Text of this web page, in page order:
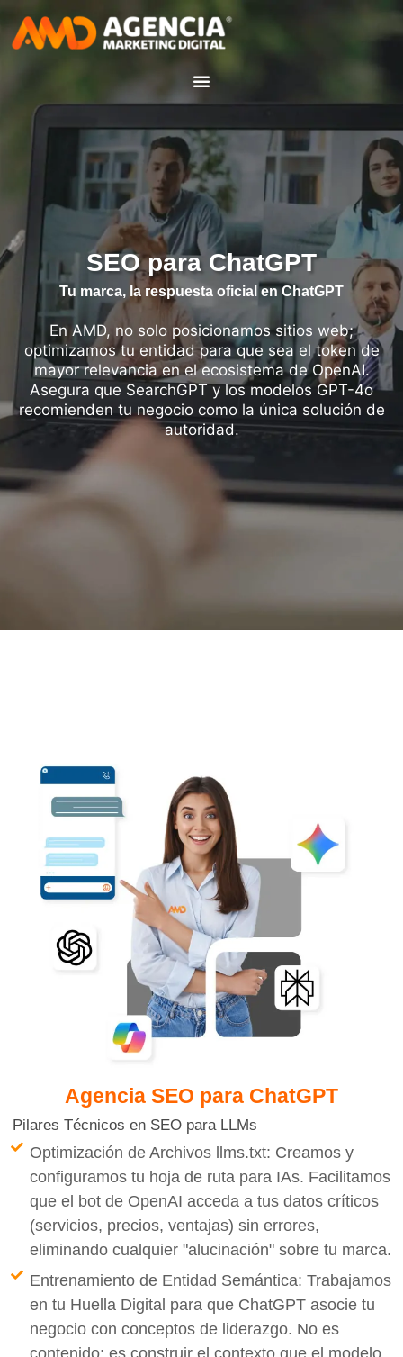
SEO para ChatGPT
Tu marca, la respuesta oficial en ChatGPT
En AMD, no solo posicionamos sitios web;
optimizamos tu entidad para que sea el token de
mayor relevancia en el ecosistema de OpenAI.
Asegura que SearchGPT y los modelos GPT-4o
recomienden tu negocio como la única solución de
autoridad.
Agencia SEO ⁣para ChatGPT
Pilares Técnicos en SEO para LLMs
Optimización de Archivos llms.txt: Creamos y
configuramos tu hoja de ruta para IAs. Facilitamos
que el bot de OpenAI acceda a tus datos críticos
(servicios, precios, ventajas) sin errores,
eliminando cualquier "alucinación" sobre tu marca.
Entrenamiento de Entidad Semántica: Trabajamos
en tu Huella Digital para que ChatGPT asocie tu
negocio con conceptos de liderazgo. No es